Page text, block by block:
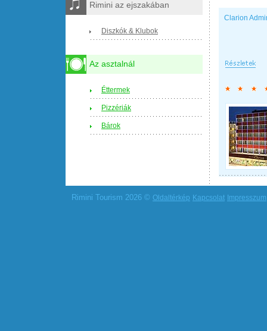
Clarion
Rimini az ejszakában
Diszkók & Klubok
Az asztalnál
Éttermek
Pizzériák
Bárok
Rimini Tourism 2026 © Oldaltérkép Kapcsolat Impresszum